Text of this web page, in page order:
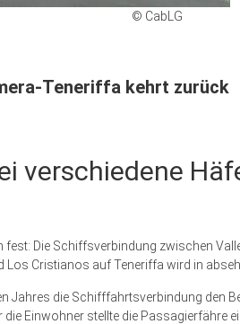
© CabLG
Teneriffa kehrt zurück
verschiedene
fest: Die Schiffsverbindung zwischen
Los Cristianos auf Teneriffa wird in
Jahres die Schiff­fahrtsverbindung den
Einwohner stellte die Passagierfähre